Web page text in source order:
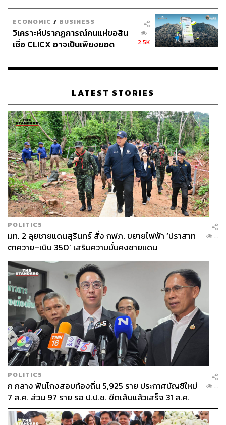
อย่างไรก็ดี Krungthai GLOBAL MARKETS คงคำแนะนำ
เดิมว่า ผู้เล่นในตลาดควรรอจังหวะทยอยเข้าซื้อบอนด์ระยะ
ยาวสหรัฐฯ และไทย เนื่องจาก หากสถานการณ์ใน
ตะวันออกกลางมีแนวโน้มทยอยคลี่คลายลงได้ภายใน
FED มีโอกาสเดินหน้าลดดอกเบี้ย 1 ครั้ง ในปลายปีนี้ (และอีก
อาจคงดอกเบี้ยตลอดปีนี้และปีหน้า
สำหรับเงินดอลลาร์พลิกกลับมาทยอยแข็งค่าขึ้น สอดคล้อง
กับการปรับตัวขึ้นของบอนด์ยีลด์ 10 ปี สหรัฐฯ ท่ามกลาง
ความไม่แน่นอนของสถานการณ์ในตะวันออกกลาง และท่าที
ของ FED ที่อาจคงดอกเบี้ยได้นานกว่าคาด หรือแม้กระทั่ง
อาจเดินหน้าขึ้นดอกเบี้ย เพื่อรับมือผลกระทบจากสถานการณ์
ในตะวันออกกลาง
นอกจากนี้ ส่วนต่างระหว่างบอนด์ยีลด์ 10 ปี สหรัฐฯ กับญี่ปุ่น
ที่กว้างขึ้นยังได้กดดันให้ เงินเยนญี่ปุ่น (JPY) อ่อนค่าลงเข้า
ใกล้โซน 160.50 เยนต่อดอลลาร์ ทว่าการอ่อนค่าของเงินเยน
ญี่ปุ่นได้เป็นไปอย่างจำกัด หลังผู้เล่นในตลาดยังคงมีความ
กังวลต่อแนวโน้มการเข้าแทรกแซงของทางการญี่ปุ่น ซึ่ง
ภาพดังกล่าวได้ช่วยชะลอการแข็งค่าของเงินดอลลาร์ ส่งผล
ให้โดยรวม ดัชนีเงินดอลลาร์ (DXY) ปรับตัวขึ้น สู่โซน 98.9
จุด (ดัชนีเงินดอลลาร์ DXY แกว่งตัวแถวโซน 98.6-99.1 จุด)
ในส่วนของราคาทองคำ แม้ว่า ความไม่แน่นอนของการ
เจรจาหยุดยิงรอบที่ 2 ระหว่างสหรัฐฯ กับอิหร่าน ซึ่งทำให้
บรรดาธนาคารกลางอาจใช้นโยบายการเงินที่เข้มงวดและ
ตึงตัวมากขึ้น จะยังคงสร้างแรงกดดันต่อ ราคาทองคำ
(สัญญาทองคำตลาด COMEX ส่งมอบเดือน มิ.ย. 2026) ทว่า
ราคาทองคำยังพอได้แรงหนุนจากการเข้าซื้อ Buy on Dip
ของผู้เล่นในตลาดบางส่วน ท่ามกลางภาวะปิดรับความเสี่ยง
ของตลาดการเงินโดยรวม หนุนให้ ราคาทองคำสามารถ
ทรงตัวแถวโซน 4,500-4,600 ดอลลาร์ต่อออนซ์
ECONOMIC / BUSINESS
วิเคราะห์ปรากฏการณ์คนแห่ขอสิน
เชื่อ CLICX อาจเป็นเพียงยอด
เรือนไทยที่ถูกซุกไว้
2.5K
LATEST STORIES
POLITICS
มท. 2 ลุยชายแดนสุรินทร์ สั่ง กฟภ. ขยายไฟฟ้า ‘ปราสาท
ตาควาย–เนิน 350’ เสริมความมั่นคงชายแดน
...
POLITICS
ก กลาง ฟันโกงสอบท้องถิ่น 5,925 ราย ประกาศบัญชีใหม่
7 ส.ค. ส่วน 97 ราย รอ ป.ป.ช. ขีดเส้นแล้วเสร็จ 31 ส.ค.
...